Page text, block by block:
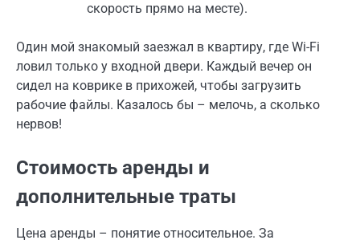
скорость прямо на месте).
Один мой знакомый заезжал в квартиру, где Wi-Fi
ловил только у входной двери. Каждый вечер он
сидел на коврике в прихожей, чтобы загрузить
рабочие файлы. Казалось бы – мелочь, а сколько
нервов!
Стоимость аренды и
дополнительные траты
Цена аренды – понятие относительное. За